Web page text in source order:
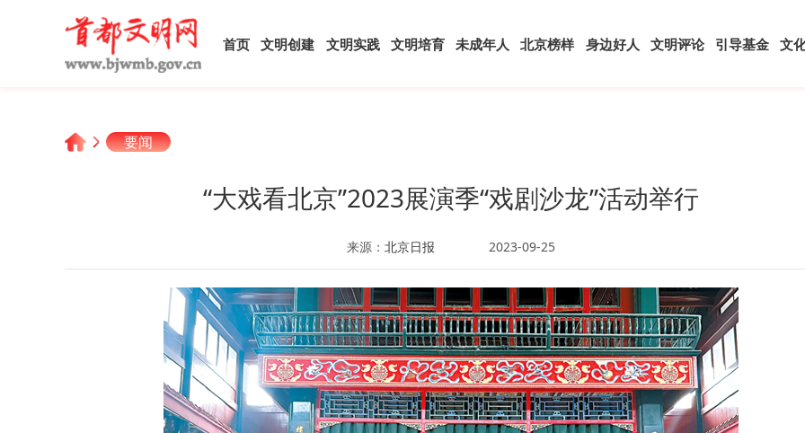
首页 文明创建 文明实践 文明培育 未成年人 北京榜样 身边好人 文明评论 引导基金 文
要闻
“大戏看北京”2023展演季“戏剧沙龙”活动举行
来源： 北京日报 2023-09-25